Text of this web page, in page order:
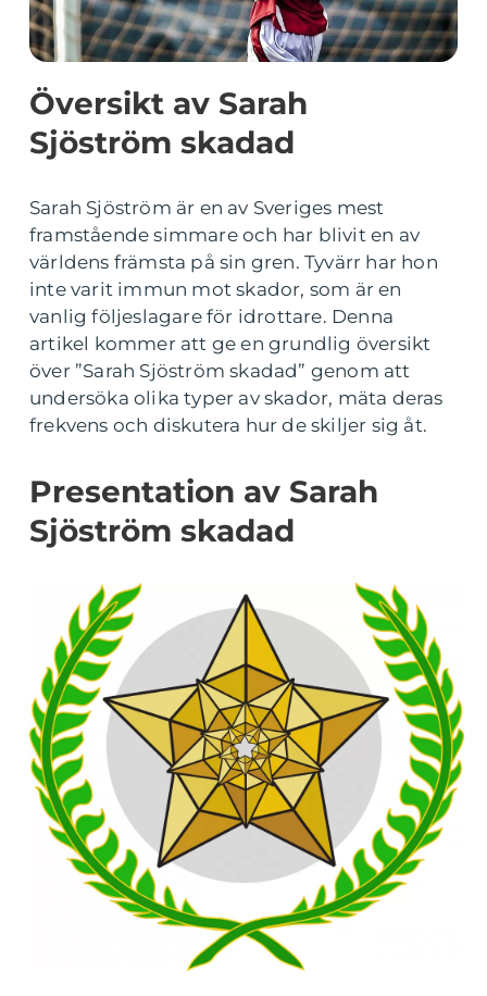
Översikt av Sarah
Sjöström skadad
Sarah Sjöström är en av Sveriges mest
framstående simmare och har blivit en av
världens främsta på sin gren. Tyvärr har hon
inte varit immun mot skador, som är en
vanlig följeslagare för idrottare. Denna
artikel kommer att ge en grundlig översikt
över ”Sarah Sjöström skadad” genom att
undersöka olika typer av skador, mäta deras
frekvens och diskutera hur de skiljer sig åt.
Presentation av Sarah
Sjöström skadad